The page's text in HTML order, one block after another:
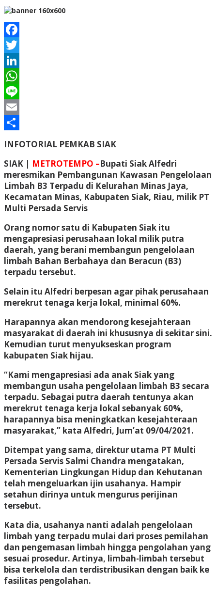
Facebook
Twitter
LinkedIn
WhatsApp
Line
Email
INFOTORIAL PEMKAB SIAK
SIAK | METROTEMPO –Bupati Siak Alfedri
meresmikan Pembangunan Kawasan Pengelolaan
Limbah B3 Terpadu di Kelurahan Minas Jaya,
Kecamatan Minas, Kabupaten Siak, Riau, milik PT
Multi Persada Servis
Orang nomor satu di Kabupaten Siak itu
mengapresiasi perusahaan lokal milik putra
daerah, yang berani membangun pengelolaan
limbah Bahan Berbahaya dan Beracun (B3)
terpadu tersebut.
Selain itu Alfedri berpesan agar pihak perusahaan
merekrut tenaga kerja lokal, minimal 60%.
Harapannya akan mendorong kesejahteraan
masyarakat di daerah ini khususnya di sekitar sini.
Kemudian turut menyukseskan program
kabupaten Siak hijau.
“Kami mengapresiasi ada anak Siak yang
membangun usaha pengelolaan limbah B3 secara
terpadu. Sebagai putra daerah tentunya akan
merekrut tenaga kerja lokal sebanyak 60%,
harapannya bisa meningkatkan kesejahteraan
masyarakat,” kata Alfedri, Jum’at 09/04/2021.
Ditempat yang sama, direktur utama PT Multi
Persada Servis Salmi Chandra mengatakan,
Kementerian Lingkungan Hidup dan Kehutanan
telah mengeluarkan ijin usahanya. Hampir
setahun dirinya untuk mengurus perijinan
tersebut.
Kata dia, usahanya nanti adalah pengelolaan
limbah yang terpadu mulai dari proses pemilahan
dan pengemasan limbah hingga pengolahan yang
sesuai prosedur. Artinya, limbah-limbah tersebut
bisa terkelola dan terdistribusikan dengan baik ke
fasilitas pengolahan.